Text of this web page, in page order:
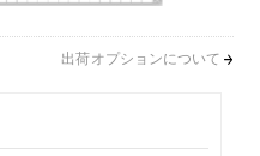
出荷オプションについて